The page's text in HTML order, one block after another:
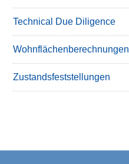
Technical Due Diligence
Wohnflächenberechnungen
Zustandsfeststellungen